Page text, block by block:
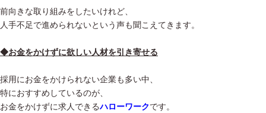
前向きな取り組みをしたいけれど、
人手不足で進められないという声も聞こえてきます。
◆お金をかけずに欲しい人材を引き寄せる
採用にお金をかけられない企業も多い中、
特におすすめしているのが、
お金をかけずに求人できるハローワークです。